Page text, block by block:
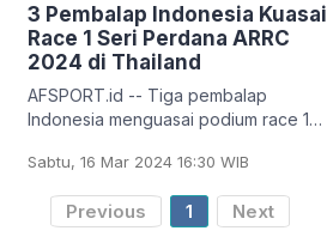
3 Pembalap Indonesia Kuasai
Race 1 Seri Perdana ARRC
2024 di Thailand
AFSPORT.id -- Tiga pembalap
Indonesia menguasai podium race 1
Championhip (ARRC) 2024 kelas Asia
Production 250
Sabtu, 16 Mar 2024 16:30 WIB
Previous 1 Next